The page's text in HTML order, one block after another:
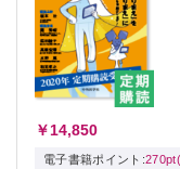
￥14,850
電子書籍ポイント: